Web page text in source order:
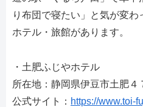
り布団で寝たい」と気が変
ホテル・旅館があります。
・土肥ふじやホテル
所在地：静岡県伊豆市土肥４
公式サイト： https://www.toi-